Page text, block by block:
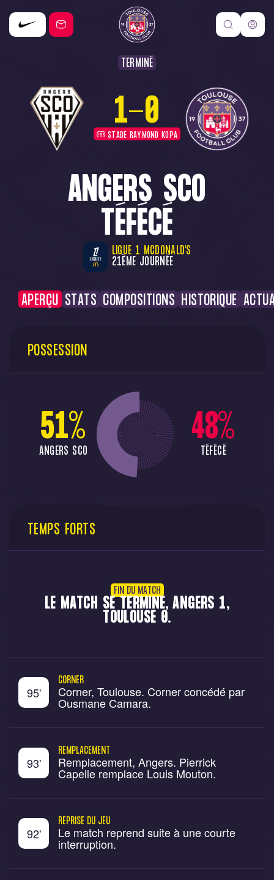
TERMINÉ
1-0
STADE RAYMOND KOPA
ANGERS SCO
TÉFÉCÉ
LIGUE 1 MCDONALD'S
21ÈME JOURNÉE
APERÇU STATS COMPOSITIONS HISTORIQUE
POSSESSION
51%
ANGERS SCO
48%
TÉFÉCÉ
TEMPS FORTS
FIN DU MATCH
LE MATCH SE TERMINE, ANGERS 1,
TOULOUSE 0.
95'
CORNER
Corner, Toulouse. Corner concédé par
Ousmane Camara.
93'
REMPLACEMENT
Remplacement, Angers. Pierrick
Capelle remplace Louis Mouton.
92'
REPRISE DU JEU
Le match reprend suite à une courte
interruption.